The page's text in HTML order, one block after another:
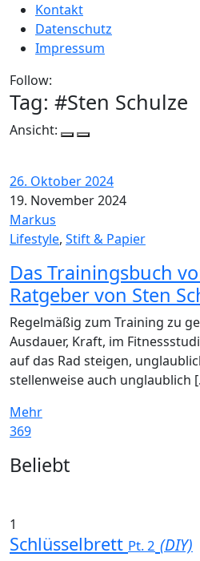
Kontakt
Datenschutz
Impressum
Follow:
Tag: #Sten Schulze
Ansicht:
26. Oktober 2024
19. November 2024
Markus
Lifestyle, Stift & Papier
Das Trainingsbuch
Ratgeber von Sten
Regelmäßig zum Training zu
Ausdauer, Kraft, im
auf das Rad steigen,
stellenweise auch unglaublich
Mehr
369
Widgets
Beliebt
1
Schlüsselbrett Pt. 2 (DIY)